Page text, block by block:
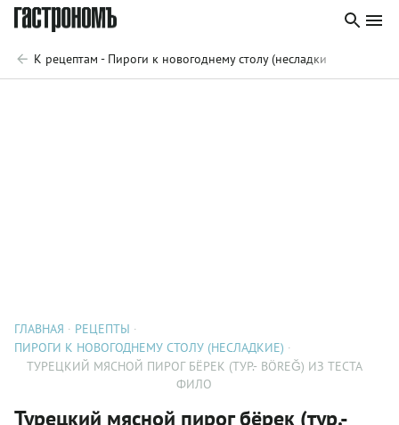
К рецептам - Пироги к новогоднему столу (несладкие)
ГЛАВНАЯ
РЕЦЕПТЫ
ПИРОГИ К НОВОГОДНЕМУ СТОЛУ (НЕСЛАДКИЕ)
ТУРЕЦКИЙ МЯСНОЙ ПИРОГ БЁРЕК (ТУР.- BÖREĞ) ИЗ ТЕСТА
ФИЛО
Турецкий мясной пирог бёрек (тур.-